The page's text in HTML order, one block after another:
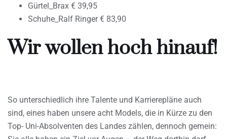
Gürtel_Brax € 39,95
Schuhe_Ralf Ringer € 83,90
Wir wollen hoch hinauf!
So unterschiedlich ihre Talente und Karrierepläne auch
sind, eines haben unsere acht Models, die in Kürze zu den
Top- Uni-Absolventen des Landes zählen, dennoch gemein: